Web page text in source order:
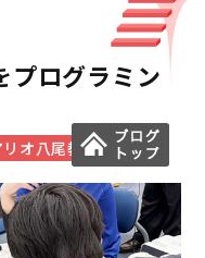
プログラミン
リオ八尾教室